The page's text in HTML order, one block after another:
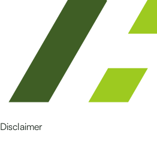
Disclaimer